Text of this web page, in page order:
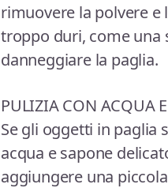
rimuovere la polvere e
troppo duri, come una
danneggiare la paglia.
PULIZIA CON ACQUA
Se gli oggetti in paglia
acqua e sapone
aggiungere una